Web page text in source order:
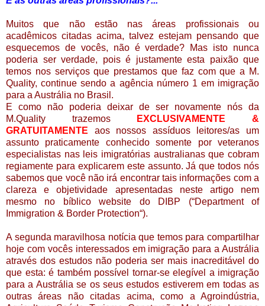
Muitos que não estão nas áreas profissionais ou
acadêmicos citadas acima, talvez estejam pensando que
esquecemos de vocês, não é verdade? Mas isto nunca
poderia ser verdade, pois é justamente esta paixão que
temos nos serviços que prestamos que faz com que a M.
Quality, continue sendo a agência número 1 em imigração
para a Austrália no Brasil.
E como não poderia deixar de ser novamente nós da
M.Quality trazemos
EXCLUSIVAMENTE &
GRATUITAMENTE aos nossos assíduos leitores/as um
assunto praticamente conhecido somente por veteranos
especialistas nas leis imigratórias australianas que cobram
regiamente para explicarem este assunto. Já que todos nós
sabemos que você não irá encontrar tais informações com a
clareza e objetividade apresentadas neste artigo nem
mesmo no bíblico website do DIBP (“Department of
Immigration & Border Protection“).
A segunda maravilhosa notícia que temos para compartilhar
hoje com vocês interessados em imigração para a Austrália
através dos estudos não poderia ser mais inacreditável do
que esta: é também possível tornar-se elegível a imigração
para a Austrália se os seus estudos estiverem em todas as
outras áreas não citadas acima, como a Agroindústria,